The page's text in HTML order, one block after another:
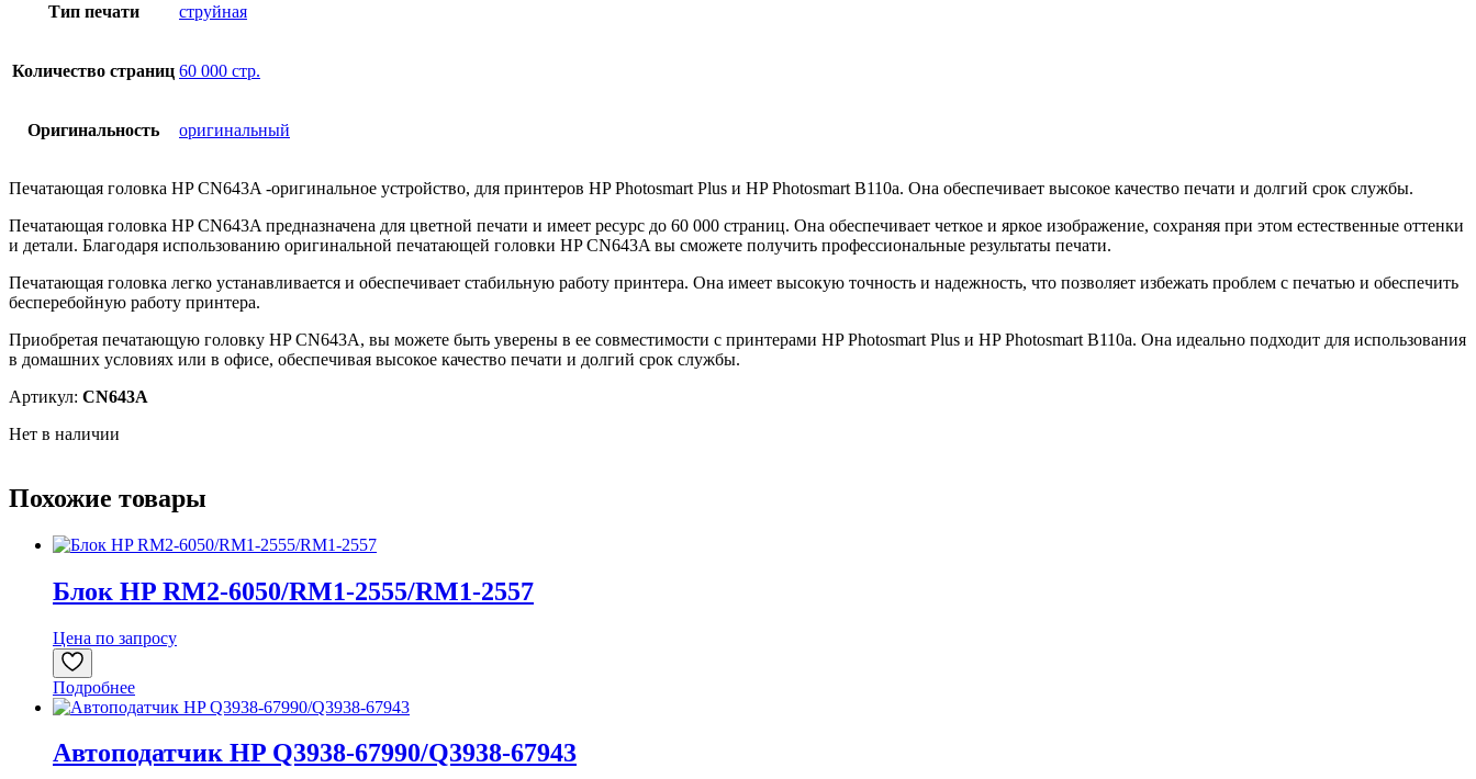
Тип печати струйная
Количество страниц 60 000 стр.
Оригинальность оригинальный
Печатающая головка HP CN643A -оригинальное устройство, для принтеров HP Photosmart Plus и HP Photosmart B110a. Она обеспечивает высокое качество печати и долгий срок службы.
Печатающая головка HP CN643A предназначена для цветной печати и имеет ресурс до 60 000 страниц. Она обеспечивает четкое и яркое изображение, сохраняя при этом естественные оттенки
и детали. Благодаря использованию оригинальной печатающей головки HP CN643A вы сможете получить профессиональные результаты печати.
Печатающая головка легко устанавливается и обеспечивает стабильную работу принтера. Она имеет высокую точность и надежность, что позволяет избежать проблем с печатью и обеспечить
бесперебойную работу принтера.
Приобретая печатающую головку HP CN643A, вы можете быть уверены в ее совместимости с принтерами HP Photosmart Plus и HP Photosmart B110a. Она идеально подходит для использования
в домашних условиях или в офисе, обеспечивая высокое качество печати и долгий срок службы.
Артикул: CN643A
Нет в наличии
Похожие товары
Блок HP RM2-6050/RM1-2555/RM1-2557
Цена по запросу
Подробнее
Автоподатчик HP Q3938-67990/Q3938-67943